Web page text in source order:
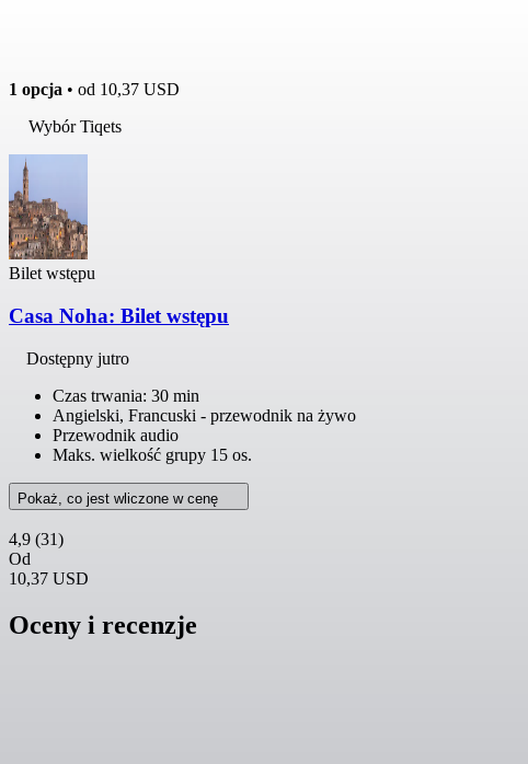
1 opcja • od 10,37 USD
Wybór Tiqets
Bilet wstępu
Casa Noha: Bilet wstępu
Dostępny jutro
Czas trwania: 30 min
Angielski, Francuski - przewodnik na żywo
Przewodnik audio
Maks. wielkość grupy 15 os.
Pokaż, co jest wliczone w cenę
4,9 (31)
Od
10,37 USD
Oceny i recenzje